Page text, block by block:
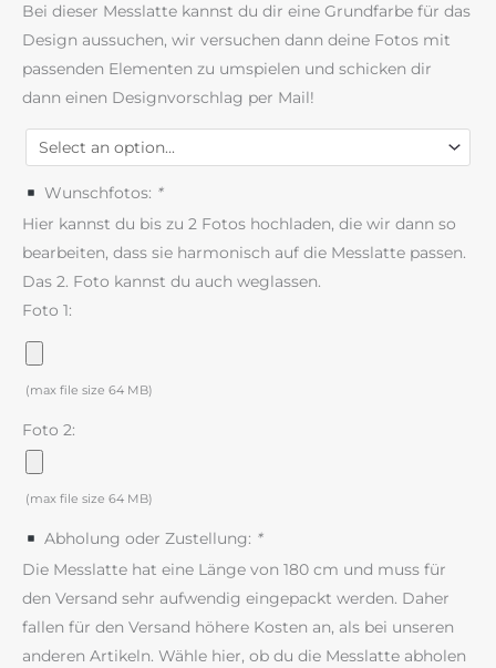
Bei dieser Messlatte kannst du dir eine Grundfarbe für das
Design aussuchen, wir versuchen dann deine Fotos mit
passenden Elementen zu umspielen und schicken dir
dann einen Designvorschlag per Mail!
Wunschfotos: *
Hier kannst du bis zu 2 Fotos hochladen, die wir dann so
bearbeiten, dass sie harmonisch auf die Messlatte passen.
Das 2. Foto kannst du auch weglassen.
Foto 1:
(max file size 64 MB)
Foto 2:
(max file size 64 MB)
Abholung oder Zustellung: *
Die Messlatte hat eine Länge von 180 cm und muss für
den Versand sehr aufwendig eingepackt werden. Daher
fallen für den Versand höhere Kosten an, als bei unseren
anderen Artikeln. Wähle hier, ob du die Messlatte abholen